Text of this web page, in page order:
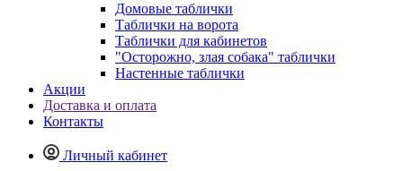
Домовые таблички
Таблички на ворота
Таблички для кабинетов
"Осторожно, злая собака" таблички
Настенные таблички
Акции
Доставка и оплата
Контакты
Личный кабинет